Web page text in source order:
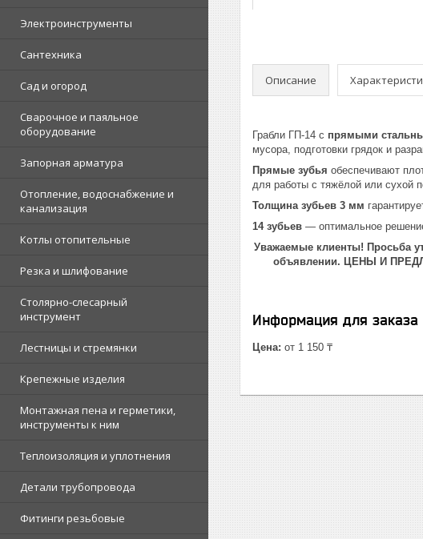
Электроинструменты
Сантехника
Сад и огород
Сварочное и паяльное
оборудование
Запорная арматура
Отопление, водоснабжение и
канализация
Котлы отопительные
Резка и шлифование
Столярно-слесарный
инструмент
Лестницы и стремянки
Крепежные изделия
Монтажная пена и герметики,
инструменты к ним
Теплоизоляция и уплотнения
Детали трубопровода
Фитинги резьбовые
Описание
Грабли ГП-14 с прямыми
мусора, подготовки грядок и
Прямые зубья обеспечивают
для работы с тяжёлой или сухой
Толщина зубьев 3 мм
14 зубьев — оптимальное
Уважаемые клиенты! Просьба
объявлении. ЦЕНЫ И
Информация для заказа
Цена: от 1 150 ₸